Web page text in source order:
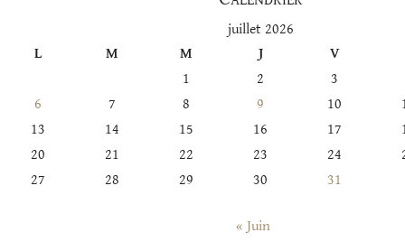
juillet 2026
L
M M J
V
1
2
3
6
7 8 9 10
13
14 15 16 17
20
21 22 23 24
27
28 29 30 31
« Juin